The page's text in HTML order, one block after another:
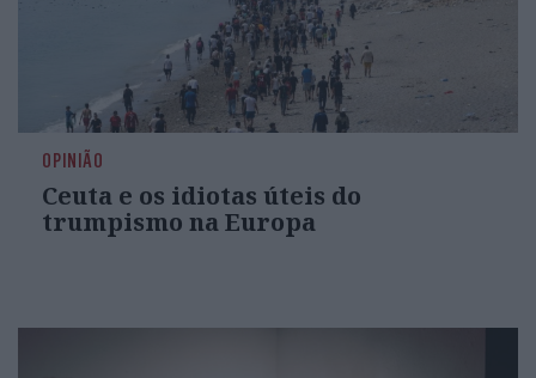
OPINIÃO
Ceuta e os idiotas úteis do
trumpismo na Europa